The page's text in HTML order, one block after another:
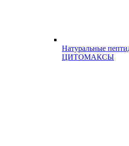
Натуральные
ЦИТОМАКСЫ